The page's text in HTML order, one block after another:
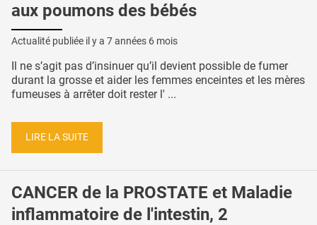
aux poumons des bébés
Actualité publiée il y a 7 années 6 mois
Il ne s’agit pas d’insinuer qu’il devient possible de fumer
durant la grosse et aider les femmes enceintes et les mères
fumeuses à arrêter doit rester l' ...
LIRE LA SUITE
CANCER de la PROSTATE et Maladie
inflammatoire de l'intestin, 2